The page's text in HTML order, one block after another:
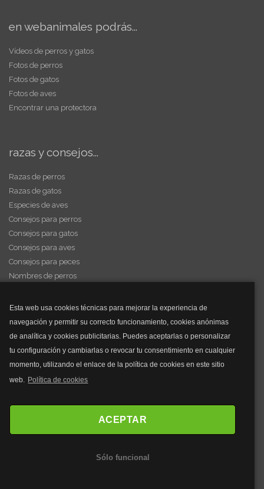
Esta web usa cookies técnicas para mejorar la experiencia de
navegación y permitir su correcto funcionamiento, cookies anónimas
de analítica y cookies publicitarias. Puedes aceptarlas o personalizar
tu configuración y cambiarlas o revocar tu consentimiento en cualquier
momento, utilizando el enlace de la política de cookies en este sitio
web. Política de cookies
ACEPTAR
Sólo funcional
en webanimales podrás...
Vídeos de perros y gatos
Fotos de perros
Fotos de gatos
Fotos de aves
Encontrar una protectora
razas y consejos...
Razas de perros
Razas de gatos
Especies de aves
Consejos para perros
Consejos para gatos
Consejos para aves
Consejos para peces
Nombres de perros
y mucho más...